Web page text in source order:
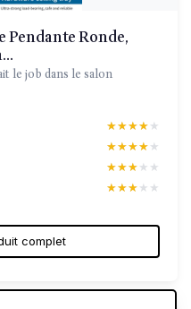
Ronde,
le job dans le salon
★★★★★
★★★★★
★★★★★
★★★★★
★★★★★
★★★★★
★★★★★
★★★★★
complet